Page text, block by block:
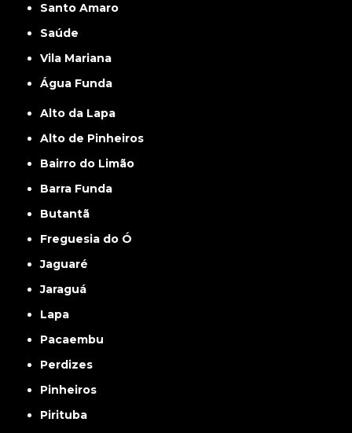
Santo Amaro
Saúde
Vila Mariana
Água Funda
Alto da Lapa
Alto de Pinheiros
Bairro do Limão
Barra Funda
Butantã
Freguesia do Ó
Jaguaré
Jaraguá
Lapa
Pacaembu
Perdizes
Pinheiros
Pirituba